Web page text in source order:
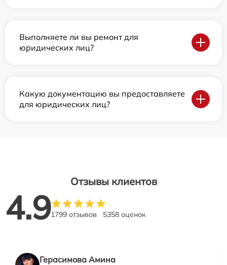
Выполняете ли вы ремонт для
юридических лиц?
Какую документацию вы предоставляете
для юридических лиц?
Отзывы клиентов
4.91799 отзывов 5358 оценок
Герасимова Амина